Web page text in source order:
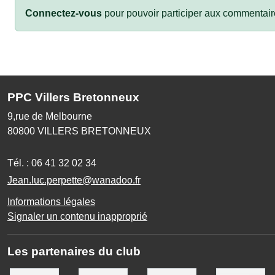
Connectez-vous pour pouvoir participer aux
PPC Villers Bretonneux
9,rue de Melbourne
80800 VILLERS BRETONNEUX
Tél. : 06 41 32 02 34
Jean.luc.perpette@wanadoo.fr
Informations légales
Signaler un contenu inapproprié
Les partenaires du club